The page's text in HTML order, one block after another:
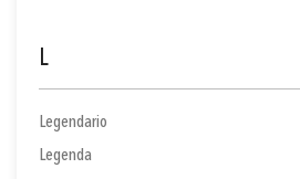
L
Legendario
Legenda